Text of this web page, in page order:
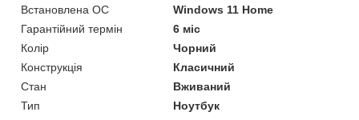
Встановлена ОС
Windows 11 Home
Гарантійний термін
6 міс
Колір
Чорний
Конструкція
Класичний
Стан
Вживаний
Тип
Ноутбук